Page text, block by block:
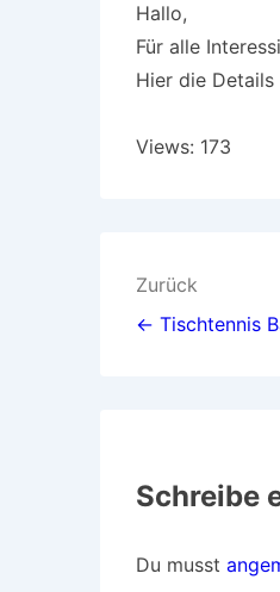
Hallo,
Für alle
Hier die Details
Views: 173
Zurück
← Tischtennis
Schreibe
Du musst